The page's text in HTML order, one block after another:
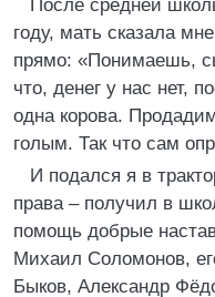
После средней
году, мать сказала
прямо: «Понимаешь,
что, денег у нас нет,
одна корова.
голым. Так что сам
И подался я в
права – получил в
помощь добрые
Михаил Соломонов,
Быков, Александр